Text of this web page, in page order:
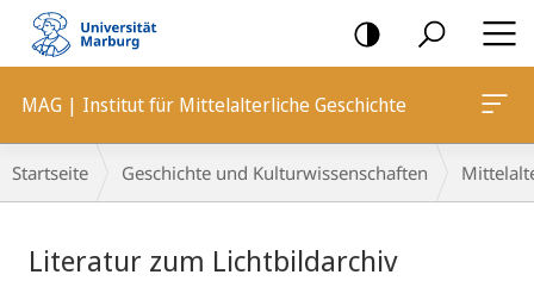
Mobile-
Navigation
MAG | Institut für Mittelalterliche Geschichte
Breadcrumb-
Navigation
Startseite Geschichte und Kulturwissenschaften
Literatur zum Lichtbildarchiv